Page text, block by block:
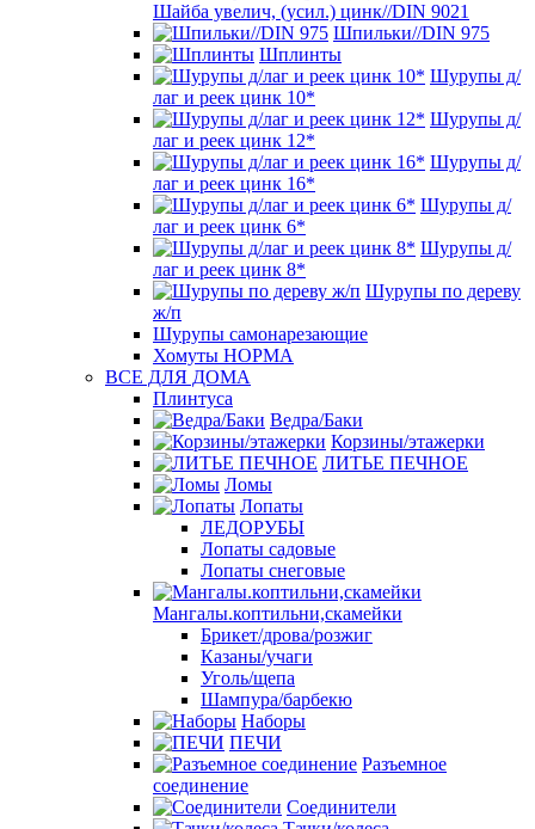
Шайба увелич, (усил.) цинк//DIN 9021
Шпильки//DIN 975
Шплинты
Шурупы д/
лаг и реек цинк 10*
Шурупы д/
лаг и реек цинк 12*
Шурупы д/
лаг и реек цинк 16*
Шурупы д/
лаг и реек цинк 6*
Шурупы д/
лаг и реек цинк 8*
Шурупы по дереву
ж/п
Шурупы самонарезающие
Хомуты НОРМА
ВСЕ ДЛЯ ДОМА
Плинтуса
Ведра/Баки
Корзины/этажерки
ЛИТЬЕ ПЕЧНОЕ
Ломы
Лопаты
ЛЕДОРУБЫ
Лопаты садовые
Лопаты снеговые
Мангалы.коптильни,скамейки
Брикет/дрова/розжиг
Казаны/учаги
Уголь/щепа
Шампура/барбекю
Наборы
ПЕЧИ
Разъемное
соединение
Соединители